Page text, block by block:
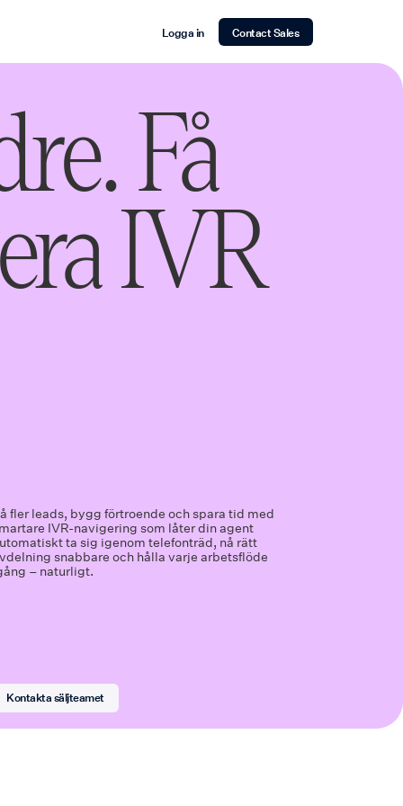
Logga in Contact Sales
Få
IVR
fler leads, bygg förtroende och spara tid med
IVR-navigering som låter din agent
ta sig igenom telefonträd, nå rätt
snabbare och hålla varje arbetsflöde
– naturligt.
Kontakta säljteamet